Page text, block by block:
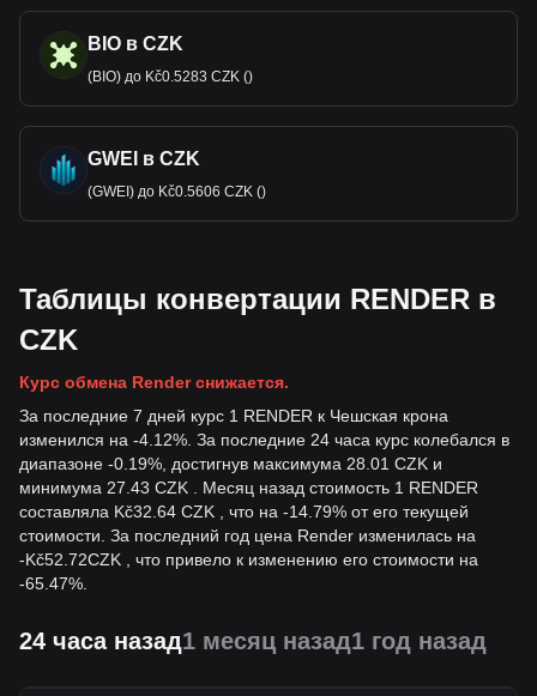
BIO в CZK
(BIO) до Kč0.5283 CZK ()
GWEI в CZK
(GWEI) до Kč0.5606 CZK ()
Таблицы конвертации RENDER в
CZK
Курс обмена Render снижается.
За последние 7 дней курс 1 RENDER к Чешская крона
изменился на -4.12%. За последние 24 часа курс колебался в
диапазоне -0.19%, достигнув максимума 28.01 CZK и
минимума 27.43 CZK . Месяц назад стоимость 1 RENDER
составляла Kč32.64 CZK , что на -14.79% от его текущей
стоимости. За последний год цена Render изменилась на
-Kč52.72CZK , что привело к изменению его стоимости на
-65.47%.
24 часа назад1 месяц назад1 год назад